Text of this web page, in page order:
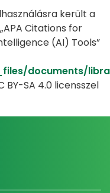
került a
Citations for
(AI) Tools”
documents/libra
SA 4.0 licensszel